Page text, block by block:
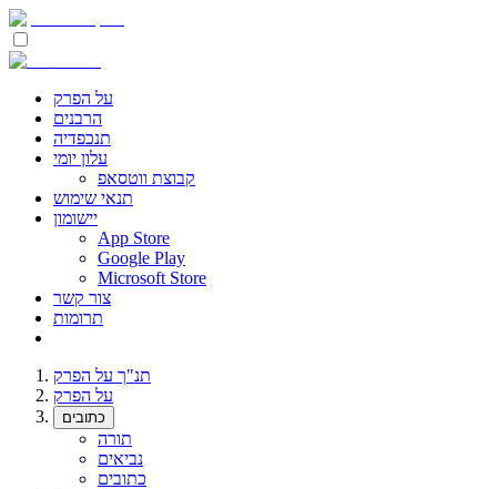
על הפרק
הרבנים
תנכפדיה
עלון יומי
קבוצת ווטסאפ
תנאי שימוש
יישומון
App Store
Google Play
Microsoft Store
צור קשר
תרומות
תנ"ך על הפרק
על הפרק
כתובים
תורה
נביאים
כתובים